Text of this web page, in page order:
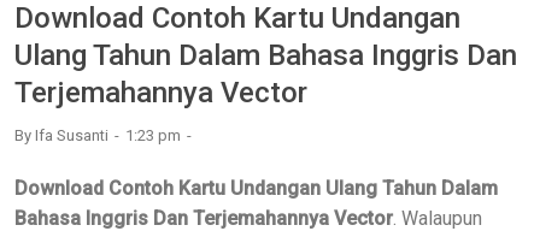
Download Contoh Kartu Undangan
Ulang Tahun Dalam Bahasa Inggris Dan
Terjemahannya Vector
By Ifa Susanti 1:23 pm
Download Contoh Kartu Undangan Ulang Tahun Dalam
Bahasa Inggris Dan Terjemahannya Vector. Walaupun